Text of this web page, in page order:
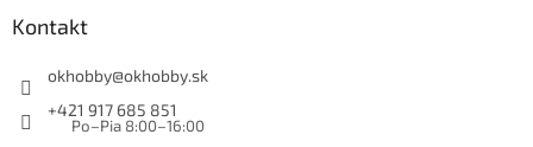
Kontakt
okhobby@okhobby.sk
+421 917 685 851
Po–Pia 8:00–16:00